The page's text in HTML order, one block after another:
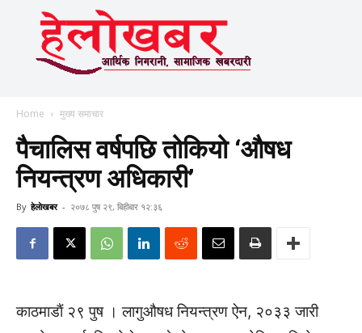
Home मुख्य समाचार
पैचालिस वर्षपछि तोकियो ‘औषध
नियन्त्रण अधिकारी’
By हेलाेखबर - २०७८ पुष २९, बिहीबार १२:३६
काठमाडाैं २९ पुष । लागुऔषध नियन्त्रण ऐन, २०३३ जारी